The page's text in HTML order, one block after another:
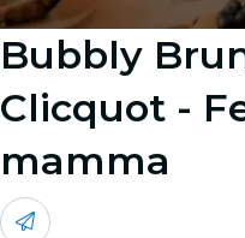
Bubbly
Clicquot -
mamma